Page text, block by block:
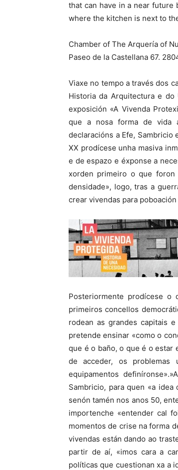
that can have in a near
where the kitchen is next to
Chamber of The Arquería of
Paseo de la Castellana 67.
Viaxe no tempo a través dos
Historia da Arquitectura e do
exposición «A Vivenda
que a nosa forma de vida
declaracións a Efe, Sambricio
XX prodícese unha masiva
e de espazo e éxponse a
xorden primeiro o que
densidade», logo, tras a
crear vivendas para
Posteriormente prodícese o
primeiros concellos
rodean as grandes capitais
pretende ensinar «como o
que é o baño, o que é o estar
de acceder, os problemas
equipamentos
Sambricio, para quen «a
senón tamén nos anos 50,
importenche «entender cal
momentos de crise na forma
vivendas están dando ao
partir de aí, «imos cara a
políticas que cuestionan xa a